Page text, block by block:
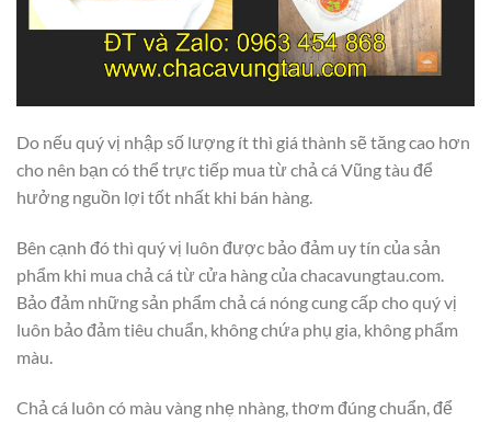
Do nếu quý vị nhập số lượng ít thì giá thành sẽ tăng cao hơn
cho nên bạn có thể trực tiếp mua từ chả cá Vũng tàu để
hưởng nguồn lợi tốt nhất khi bán hàng.
Bên cạnh đó thì quý vị luôn được bảo đảm uy tín của sản
phẩm khi mua chả cá từ cửa hàng của chacavungtau.com.
Bảo đảm những sản phẩm chả cá nóng cung cấp cho quý vị
luôn bảo đảm tiêu chuẩn, không chứa phụ gia, không phẩm
màu.
Chả cá luôn có màu vàng nhẹ nhàng, thơm đúng chuẩn, để